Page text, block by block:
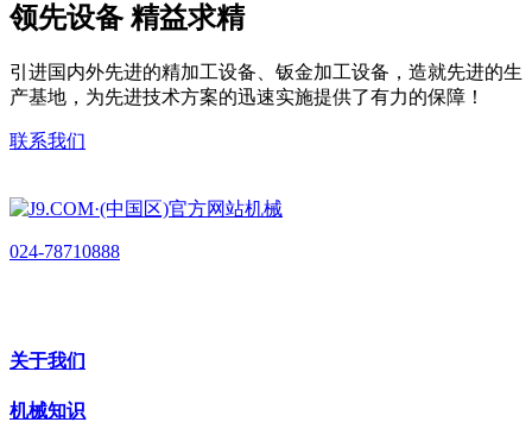
领先设备 精益求精
引进国内外先进的精加工设备、钣金加工设备，造就先进的生
产基地，为先进技术方案的迅速实施提供了有力的保障！
联系我们
024-78710888
关于我们
机械知识